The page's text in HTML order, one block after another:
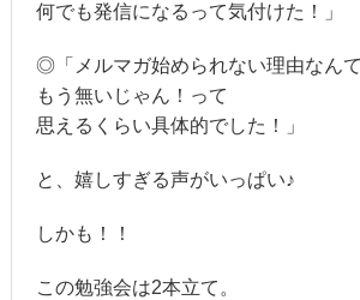
何でも発信になるって気付けた！」
◎「メルマガ始められない理由なんて
もう無いじゃん！って
思えるくらい具体的でした！」
と、嬉しすぎる声がいっぱい♪
しかも！！
この勉強会は2本立て。